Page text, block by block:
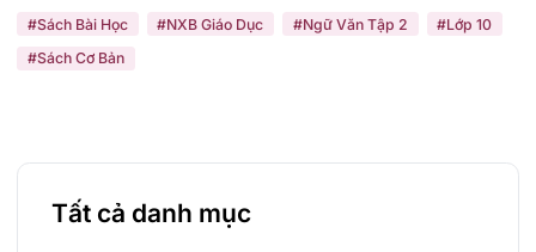
#Sách Bài Học #NXB Giáo Dục #Ngữ Văn Tập 2
#Lớp 10
#Sách Cơ Bản
Tất cả danh mục